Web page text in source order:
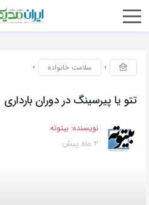
سلامت خانواده
تتو یا پیرسینگ در دوران بارداری
نویسنده: بیتوته
2 ماه پیش